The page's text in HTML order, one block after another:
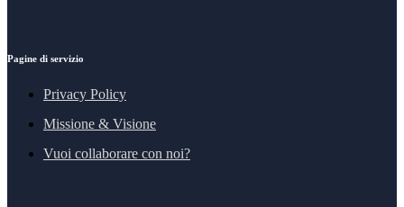
Pagine di servizio
Privacy Policy
Missione & Visione
Vuoi collaborare con noi?